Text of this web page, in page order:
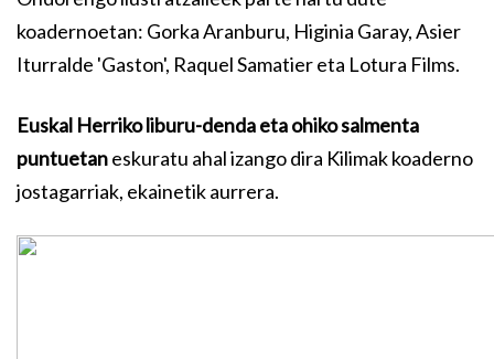
koadernoetan: Gorka Aranburu, Higinia Garay, Asier
Iturralde 'Gaston', Raquel Samatier eta Lotura Films.
Euskal Herriko liburu-denda eta ohiko salmenta
puntuetaneskuratu ahal izango dira Kilimak koaderno
jostagarriak, ekainetik aurrera.